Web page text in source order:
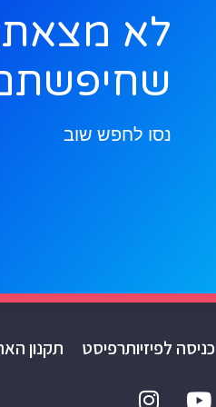
לא
נסו לחפש שוב
כניסה לפיזיותרפיסט תקנון